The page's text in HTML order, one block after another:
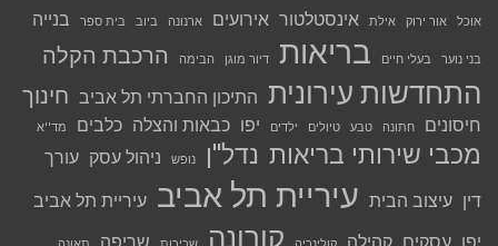
אוכל אור ירוק אילת אינסטלטור אירועים ארנונה ביוב בית ספר בנייה
בני נוער בעלי חיים בריאות דיור מוגן הבימה הרכבת הקלה
התחדשות עירונית התיכון החברתי תל אביב חינוך
חיסונים חתונה טבע טיולים ילדים יפו כבאות והצלה כלבים מד''א
מכבי שירותי בריאות נדל''ן נופש ניהול עסק עורך
דין עיצוב הבית עיריית תל אביב עיריית תל אביב
קורונה